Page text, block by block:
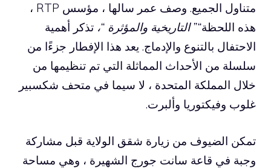
متناول الجميع. وصف عمر سالها ، مؤسس RTP ،
هذه اللحظة“” التاريخية والمؤثرة “، تذكر أهمية
الاحتفال بالتنوع والإدماج. يعد هذا الإفطار جزءًا من
سلسلة من الأحداث المماثلة التي تم تنظيمها من
خلال المملكة المتحدة ، لا سيما في متحف شكسبير
غلوب وفيكتوريا وألبرت.
تمكن الضيوف من زيارة شقق الولاية قبل مشاركة
وجبة في قاعة سانت جورج الشهيرة ، وهي مساحة